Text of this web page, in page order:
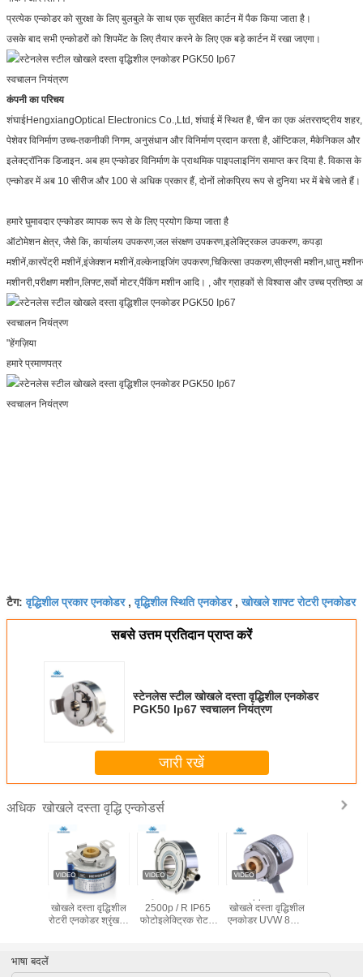
एक संदेश छोड़ें
प्रत्येक एन्कोडर को सुरक्षा के लिए बुलबुले के साथ एक सुरक्षित कार्टन में पैक किया जाता है।
उसके बाद सभी एन्कोडरों को शिपमेंट के लिए तैयार करने के लिए एक बड़े कार्टन में रखा जाएगा।
कंपनी का परिचय
शंघाईHengxiangOptical Electronics Co.,Ltd, शंघाई में स्थित है, चीन का एक अंतरराष्ट्रीय
पेशेवर विनिर्माण उच्च-तकनीकी निगम, अनुसंधान और विनिर्माण प्रदान करता है, ऑप्टिकल, मैकेनिकल और
इलेक्ट्रॉनिक डिजाइन. अब हम एन्कोडर विनिर्माण के प्राथमिक पाइपलाइनिंग समाप्त कर दिया है. विकास के
एन्कोडर में अब 10 सीरीज और 100 से अधिक प्रकार हैं, दोनों लोकप्रिय रूप से दुनिया भर में बेचे जाते हैं।
हमारे घुमावदार एन्कोडर व्यापक रूप से के लिए प्रयोग किया जाता है
ऑटोमेशन क्षेत्र, जैसे कि, कार्यालय उपकरण,जल संरक्षण उपकरण,इलेक्ट्रिकल उपकरण, कपड़ा
मशीनें,कारपेंट्री मशीनें,इंजेक्शन मशीनें,वल्केनाइजिंग उपकरण,चिकित्सा उपकरण,सीएनसी मशीन,धातु
मशीनरी,परीक्षण मशीन,लिफ्ट,सर्वो मोटर,पैकिंग मशीन आदि। , और ग्राहकों से विश्वास और उच्च प्रतिष्ठा
"हेंगज़िया
हमारे प्रमाणपत्र
टैग:वृद्धिशील प्रकार एनकोडर,वृद्धिशील स्थिति एनकोडर,खोखले शाफ्ट रोटरी एनकोडर
सबसे उत्तम प्रतिदान प्राप्त करें
स्टेनलेस स्टील खोखले दस्ता वृद्धिशील एनकोडर
PGK50 Ip67 स्वचालन नियंत्रण
जारी रखें
अधिक खोखले दस्ता वृद्धि एन्कोडर्स
2500p / R IP65
फोटोइलेक्ट्रिक रोटरी
1024ppr ऑप्टिकल
खोखले दस्ता वृद्धिशील
एनकोडर UVW 8mm
K80 खोखले दस्ता
इंक्रीमेंटल एन्कोडर्स,
10mm खोखले दस्ता
वृद्धिशील एनकोडर
भाषा बदलें